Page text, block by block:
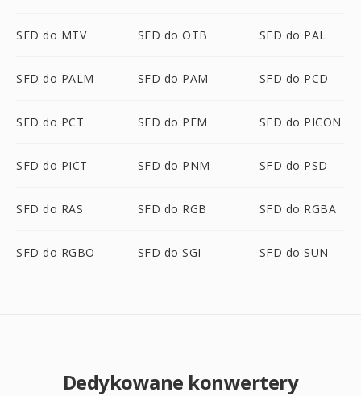
SFD do MTV SFD do OTB SFD do PAL
SFD do PALM SFD do PAM SFD do PCD
SFD do PCT SFD do PFM SFD do PICON
SFD do PICT SFD do PNM SFD do PSD
SFD do RAS SFD do RGB SFD do RGBA
SFD do RGBO SFD do SGI SFD do SUN
Dedykowane konwertery